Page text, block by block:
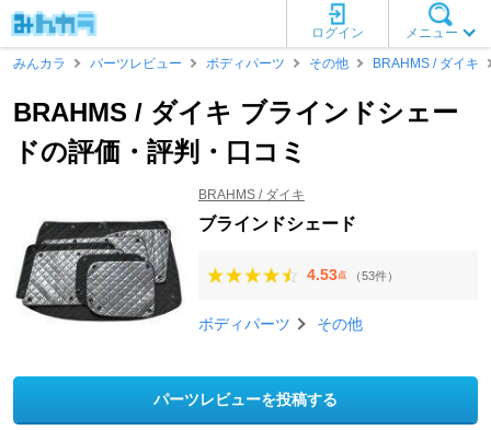
メニュー
ログイン
みんカラ
パーツレビュー ボディパーツ その他 BRAHMS / ダイキ
BRAHMS / ダイキ ブラインドシェー
ドの評価・評判・口コミ
BRAHMS / ダイキ
ブラインドシェード
4.53点 （53件）
ボディパーツ その他
パーツレビューを投稿する